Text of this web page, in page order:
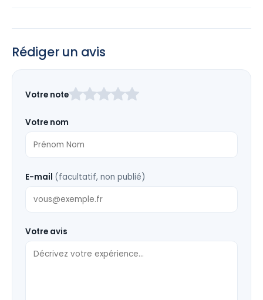
Rédiger un avis
ce
vide
Votre note
Votre nom
E-mail (facultatif, non publié)
Votre avis